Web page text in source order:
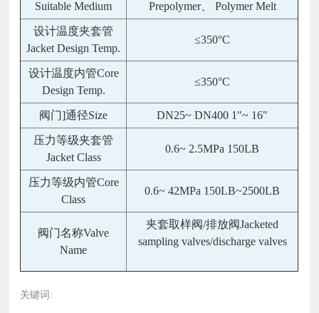
Suitable Medium
Prepolymer、 Polymer Melt
设计温度夹套管
Jacket Design Temp.
≤350°C
设计温度内管Core
Design Temp.
≤350°C
阀门]通径Size DN25~ DN400 1"~ 16"
压力等级夹套管
Jacket Class
0.6~ 2.5MPa 150LB
压力等级内管Core
Class
0.6~ 42MPa 150LB~2500LB
阀门名称Valve
Name
夹套取样阀/排放阀Jacketed
sampling valves/discharge valves
关键词: